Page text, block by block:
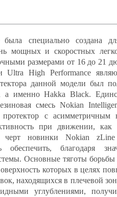
специально создана
мощных и скоростных
размерами от 16 до 21
Ultra High Performance
данной модели был
а именно Hakka Black.
смесь Nokian
протектор с
при движении,
новинки Nokian zLine
благодаря
Основные тяготы борьбы
которых в целях
находящихся в плечевой
углублениями,